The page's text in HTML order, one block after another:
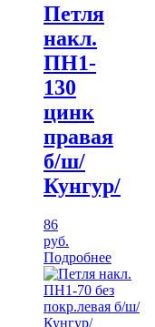
Петля
накл.
ПН1-
130
цинк
правая
б/ш/
Кунгур/
86
руб.
Подробнее